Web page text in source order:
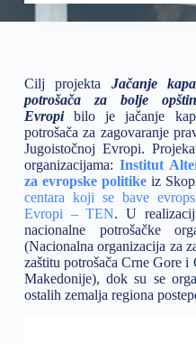
Cilj projekta Jačanje
potrošača za bolje
Evropibilo je jačanje
potrošača za zagovaranje
Jugoistočnoj Evropi.
organizacijama: Institut
za evropske politike iz
centara koji se bave
Evropi – TEN. U
nacionalne potrošačke
(Nacionalna organizacija za
zaštitu potrošača Crne Gore i
Makedonije), dok su se
ostalih zemalja regiona